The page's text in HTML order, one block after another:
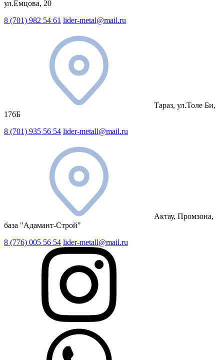
ул.Емцова, 20
8 (701) 982 54 61 lider-metal@mail.ru
Тараз, ул.Толе Би,
176Б
8 (701) 935 56 54 lider-metall@mail.ru
Актау, Промзона,
база "Адамант-Строй"
8 (776) 005 56 54 lider-metall@mail.ru